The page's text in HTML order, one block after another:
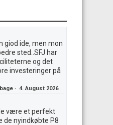
giod ide, men mon
sted..SFJ har
og det
investeringer på
· 4. August 2026
være et perfekt
de nyindkøbte P8